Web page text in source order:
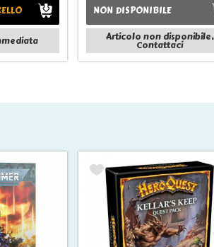
NON DISPONIBILE
Articolo non disponibile.
Contattaci